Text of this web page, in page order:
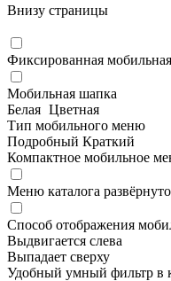
Внизу страницы
Фиксированная
Мобильная шапка
Белая Цветная
Тип мобильного меню
Подробный Краткий
Компактное мобильное
Меню каталога развёрнуто
Способ отображения
Выдвигается слева
Выпадает сверху
Удобный умный фильтр в